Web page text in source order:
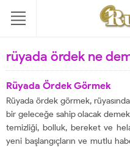
rüyada ördek ne
Rüyada Ördek Görmek
Rüyada ördek görmek,
bir geleceğe sahip olacak
temizliği, bolluk, bereket ve
yeni başlangıçların ve mutlu